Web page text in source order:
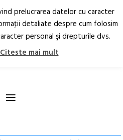
RO EN
≡
prelucrarea datelor cu caracter
detaliate despre cum folosim
personal şi drepturile dvs.
Citeste mai mult